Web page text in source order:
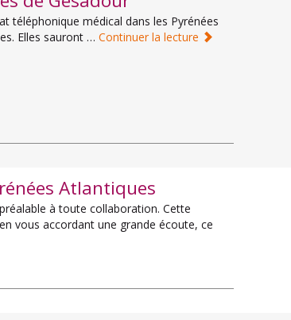
téléphonique médical dans les Pyrénées
Elles sauront … Continuer la lecture
Atlantiques
à toute collaboration. Cette
vous accordant une grande écoute, ce